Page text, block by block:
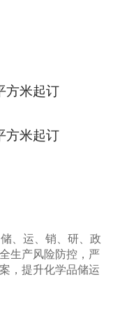
方米起订
方米起订
、运、销、研、政
生产风险防控，严
，提升化学品储运